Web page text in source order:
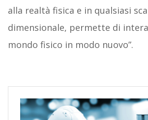
alla realtà fisica e in qualsiasi
dimensionale, permette di
mondo fisico in modo nuovo”.